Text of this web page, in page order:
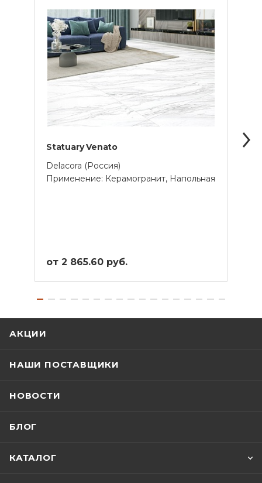
Statuary Venato
Delacora (Россия)
Применение: Керамогранит, Напольная
от 2 865.60 руб.
АКЦИИ
НАШИ ПОСТАВЩИКИ
НОВОСТИ
БЛОГ
КАТАЛОГ